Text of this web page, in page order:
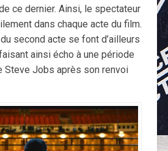
ce dernier. Ainsi, le spectateur
dans chaque acte du film.
second acte se font d’ailleurs
ainsi écho à une période
Steve Jobs après son renvoi